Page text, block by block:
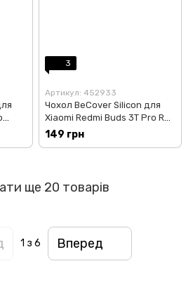
3
Артикул: 452933
Чохол BeCover Silicon для
Xiaomi Redmi Buds 3T Pro Red
(708619)
149 грн
ще 20 товарів
1 з 6 Вперед